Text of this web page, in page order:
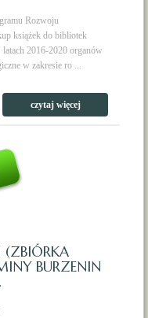
Rozwoju
książek do bibliotek
2016-2020 organów
w zakresie ro ...
czytaj więcej
(ZBIÓRKA
BURZENIN